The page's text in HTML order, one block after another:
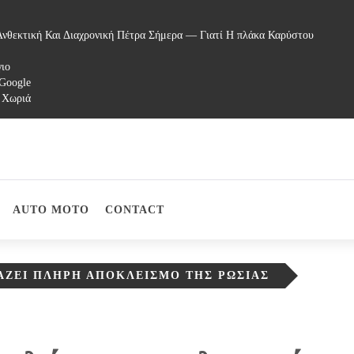
Και Διαχρονική Πέτρα Σήμερα — Γιατί Η πλάκα Καρύστου
AUTO MOTO CONTACT
ΠΛΉΡΗ ΑΠΟΚΛΕΙΣΜΌ ΤΗΣ ΡΩΣΊΑΣ